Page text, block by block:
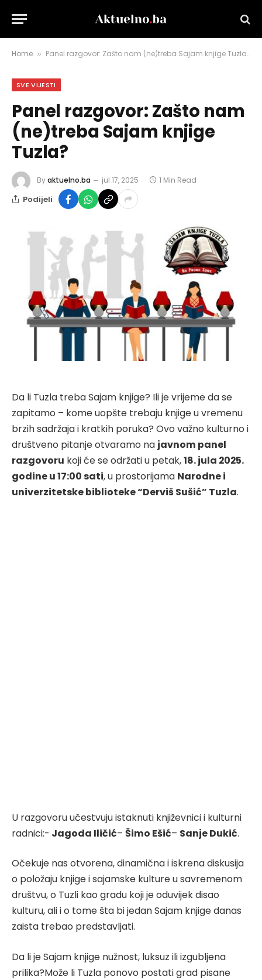
Home » Panel razgovor: Zašto nam (ne)treba Sajam knjige Tuzla?
SVE VIJESTI
Panel razgovor: Zašto nam
(ne)treba Sajam knjige
Tuzla?
Byaktuelno.ba jul 17, 2025 1 Min Read
Podijeli
Da li Tuzla treba Sajam knjige? Ili je vrijeme da se
zapitamo – kome uopšte trebaju knjige u vremenu
brzih sadržaja i kratkih poruka? Ovo važno kulturno i
društveno pitanje otvaramo na javnom panel
razgovoru koji će se održati u petak,18. jula 2025.
godine u 17:00 sati, u prostorijama Narodne i
univerzitetske biblioteke “Derviš Sušić” Tuzla.
U razgovoru učestvuju istaknuti književnici i kulturni
radnici:- Jagoda Iličić– Šimo Ešić– Sanje Dukić.
Očekuje nas otvorena, dinamična i iskrena diskusija
o položaju knjige i sajamske kulture u savremenom
društvu, o Tuzli kao gradu koji je oduvijek disao
kulturu, ali i o tome šta bi jedan Sajam knjige danas
zaista trebao predstavljati.
Da li je Sajam knjige nužnost, luksuz ili izgubljena
prilika?Može li Tuzla ponovo postati grad pisane